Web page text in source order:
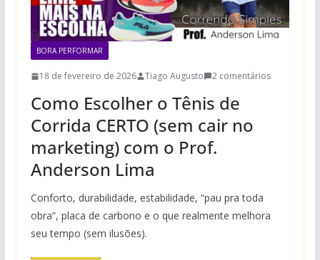
BORA PERFORMAR
18 de fevereiro de 2026 Tiago Augusto 2 comentários
Como Escolher o Tênis de
Corrida CERTO (sem cair no
marketing) com o Prof.
Anderson Lima
Conforto, durabilidade, estabilidade, “pau pra toda
obra”, placa de carbono e o que realmente melhora
seu tempo (sem ilusões).